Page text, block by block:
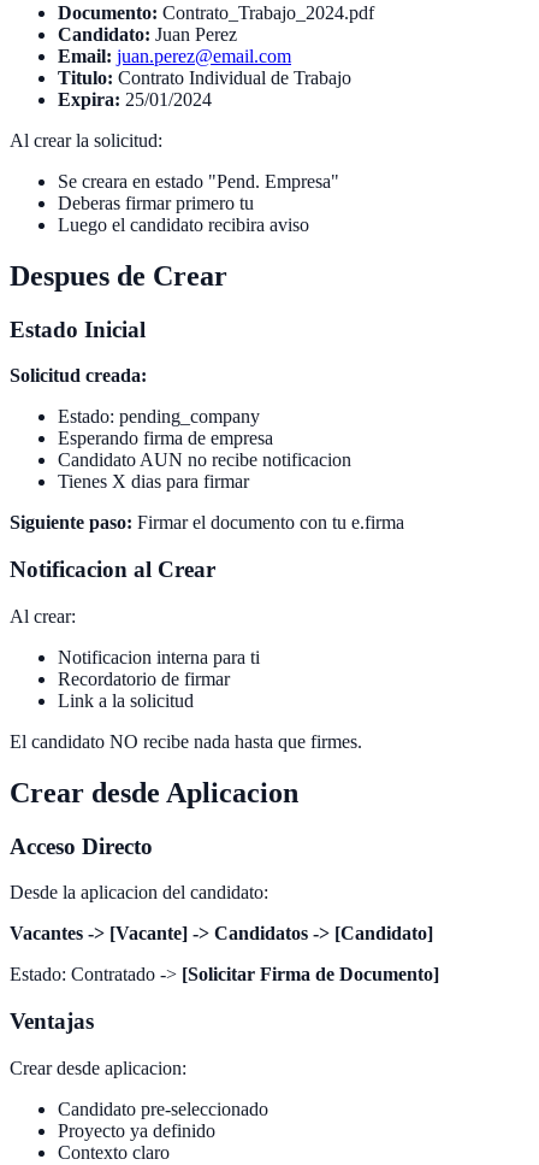
Documento: Contrato_Trabajo_2024.pdf
Candidato: Juan Perez
Email: juan.perez@email.com
Titulo: Contrato Individual de Trabajo
Expira: 25/01/2024
Al crear la solicitud:
Se creara en estado "Pend. Empresa"
Deberas firmar primero tu
Luego el candidato recibira aviso
Despues de Crear
Estado Inicial
Solicitud creada:
Estado: pending_company
Esperando firma de empresa
Candidato AUN no recibe notificacion
Tienes X dias para firmar
Siguiente paso: Firmar el documento con tu e.firma
Notificacion al Crear
Al crear:
Notificacion interna para ti
Recordatorio de firmar
Link a la solicitud
El candidato NO recibe nada hasta que firmes.
Crear desde Aplicacion
Acceso Directo
Desde la aplicacion del candidato:
Vacantes -> [Vacante] -> Candidatos -> [Candidato]
Estado: Contratado -> [Solicitar Firma de Documento]
Ventajas
Crear desde aplicacion:
Candidato pre-seleccionado
Proyecto ya definido
Contexto claro